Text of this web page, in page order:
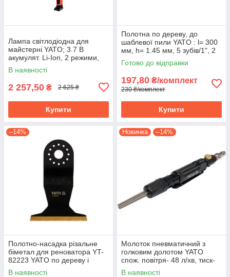
Лампа світлодіодна для
майстерні YATO; 3.7 В
акумулят. Li-Ion, 2 режими,
зарядний USB пристрій YT-
08527
В наявності
2 257,50 ₴ 2 625 ₴
Купити
Полотна по дереву, до
шаблевої пили YATO : l= 300
мм, h= 1.45 мм, 5 зубів/1", 2
шт. YT-33920
Готово до відправки
197,80 ₴/комплект
230 ₴/комплект
Купити
–14%
Полотно-насадка різальне
біметал для реноватора YT-
82223 YATO по дереву і
металу, l= 90 мм, w= 65 мм
В наявності
Новинка –14%
Молоток пневматичний з
голковим долотом YATO
спож. повітря- 48 л/хв, тиск-
6.3 Bar, 13 голок YT-09913
В наявності